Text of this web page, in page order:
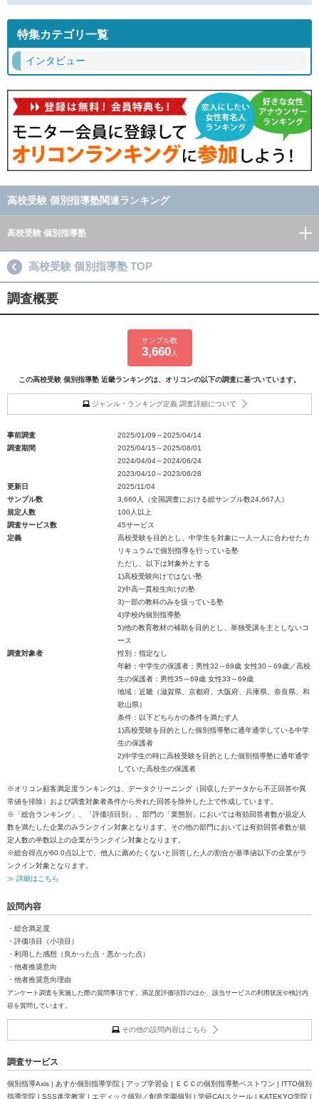
特集カテゴリ一覧
インタビュー
高校受験 個別指導塾関連ランキング
高校受験 個別指導塾
高校受験 個別指導塾 TOP
調査概要
サンプル数
3,660人
この高校受験 個別指導塾 近畿ランキングは、オリコンの以下の調査に基づいています。
ジャンル・ランキング定義 調査詳細について
事前調査
2025/01/09～2025/04/14
調査期間
2025/04/15～2025/08/01
2024/04/04～2024/06/24
2023/04/10～2023/06/28
更新日
2025/11/04
サンプル数
3,660人（全国調査における総サンプル数24,667人）
規定人数
100人以上
調査サービス数
45サービス
定義
高校受験を目的とし、中学生を対象に一人一人に合わせたカ
リキュラムで個別指導を行っている塾
ただし、以下は対象外とする
1)高校受験向けではない塾
2)中高一貫校生向けの塾
3)一部の教科のみを扱っている塾
4)学校内個別指導塾
5)他の教育教材の補助を目的とし、単独受講を主としないコ
ース
調査対象者
性別：指定なし
年齢：中学生の保護者：男性32～69歳 女性30～69歳／高校
生の保護者：男性35～69歳 女性33～69歳
地域：近畿（滋賀県、京都府、大阪府、兵庫県、奈良県、和
歌山県）
条件：以下どちらかの条件を満たす人
1)高校受験を目的とした個別指導塾に通年通学している中学
生の保護者
2)中学生の時に高校受験を目的とした個別指導塾に通年通学
していた高校生の保護者
※オリコン顧客満足度ランキングは、データクリーニング（回収したデータから不正回答や異
常値を排除）および調査対象者条件から外れた回答を除外した上で作成しています。
※「総合ランキング」、「評価項目別」、部門の「業態別」においては有効回答者数が規定人
数を満たした企業のみランクイン対象となります。その他の部門においては有効回答者数が規
定人数の半数以上の企業がランクイン対象となります。
※総合得点が60.0点以上で、他人に薦めたくないと回答した人の割合が基準値以下の企業がラ
ンクイン対象となります。
≫ 詳細はこちら
設問内容
・総合満足度
・評価項目（小項目）
・利用した感想（良かった点・悪かった点）
・他者推奨意向
・他者推奨意向理由
アンケート調査を実施した際の質問事項です。満足度評価項目のほか、該当サービスの利用状況や検討内
容を質問しています。
その他の設問内容はこちら
調査サービス
個別指導Axis | あすか個別指導学院 | アップ学習会 | ＥＣＣの個別指導塾ベストワン | ITTO個別
指導学院 | SSS進学教室 | エディック個別／創造学園個別 | 学研CAIスクール | KATEKYO学院 |